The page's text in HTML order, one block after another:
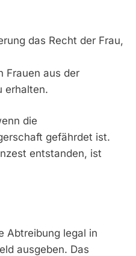
das Recht der Frau,
Frauen aus der
erhalten.
die
gefährdet ist.
entstanden, ist
Abtreibung legal in
ausgeben. Das